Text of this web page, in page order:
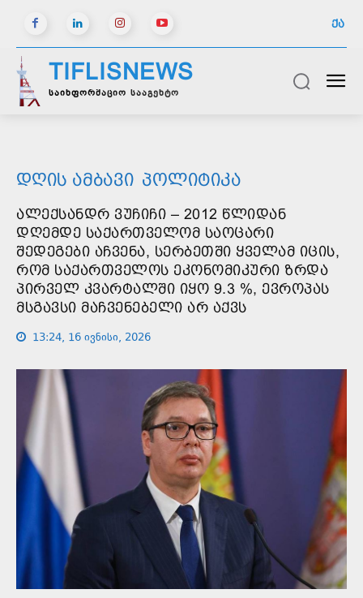
ᲥᲐ
TIFLISNEWS
საინფორმაციო სააგენტო
ᲓᲦᲘᲡ ᲐᲛᲑᲐᲕᲘ ᲞᲝᲚᲘᲢᲘᲙᲐ
ᲐᲚᲔᲥᲡᲐᲜᲓᲠ ᲕᲣᲩᲘᲩᲘ – 2012 ᲬᲚᲘᲓᲐᲜ
ᲓᲦᲔᲛᲓᲔ ᲡᲐᲥᲐᲠᲗᲕᲔᲚᲝᲛ ᲡᲐᲝᲪᲐᲠᲘ
ᲨᲔᲓᲔᲒᲔᲑᲘ ᲐᲩᲕᲔᲜᲐ, ᲡᲔᲠᲑᲔᲗᲨᲘ ᲧᲕᲔᲚᲐᲛ ᲘᲪᲘᲡ,
ᲠᲝᲛ ᲡᲐᲥᲐᲠᲗᲕᲔᲚᲝᲡ ᲔᲙᲝᲜᲝᲛᲘᲙᲣᲠᲘ ᲖᲠᲓᲐ
ᲞᲘᲠᲕᲔᲚ ᲙᲕᲐᲠᲢᲐᲚᲨᲘ ᲘᲧᲝ 9.3 %, ᲔᲕᲠᲝᲞᲐᲡ
ᲛᲡᲒᲐᲕᲡᲘ ᲛᲐᲩᲕᲔᲜᲔᲑᲔᲚᲘ ᲐᲠ ᲐᲥᲕᲡ
13:24, 16 ივნისი, 2026